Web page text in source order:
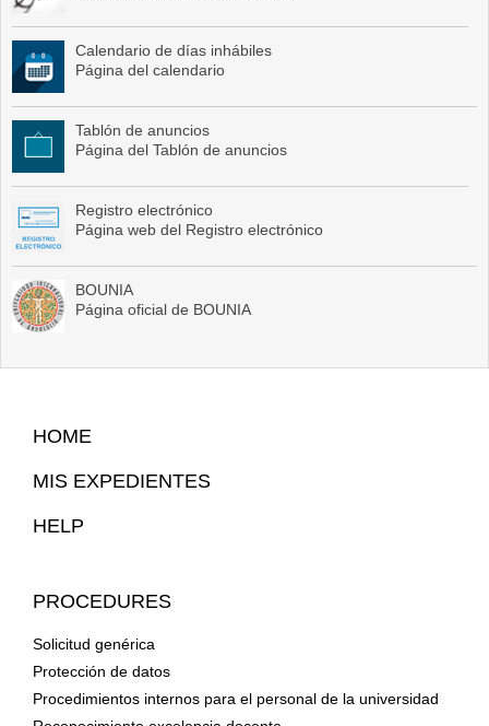
Calendario de días inhábiles
Página del calendario
Tablón de anuncios
Página del Tablón de anuncios
Registro electrónico
Página web del Registro electrónico
BOUNIA
Página oficial de BOUNIA
Site
Map
HOME
MIS EXPEDIENTES
HELP
PROCEDURES
Solicitud genérica
Protección de datos
Procedimientos internos para el personal de la universidad